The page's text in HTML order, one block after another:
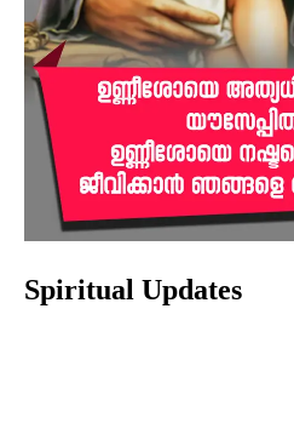
Spiritual Updates